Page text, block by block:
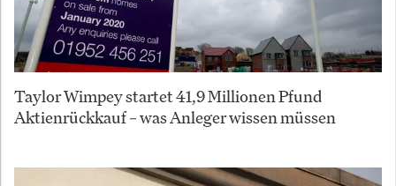
Taylor Wimpey startet 41,9 Millionen Pfund
Aktienrückkauf – was Anleger wissen müssen